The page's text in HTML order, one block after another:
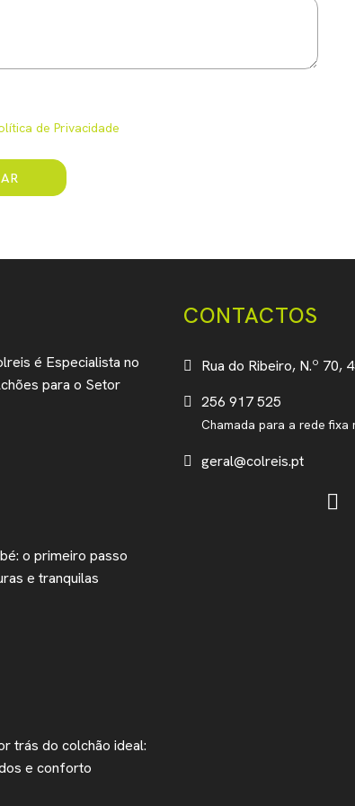
de Privacidade
é Especialista no
para o Setor
o primeiro passo
e tranquilas
trás do colchão ideal:
e conforto
CONTACTOS
Rua do Ribeiro, N.º 70,
256 917 525
Chamada para a rede fixa
geral@colreis.pt